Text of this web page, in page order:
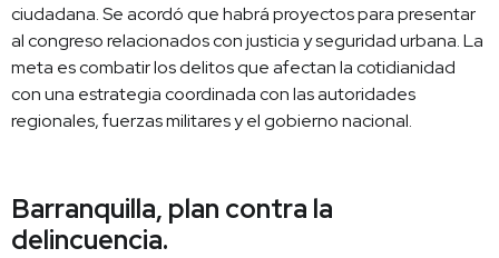
ciudadana. Se acordó que habrá proyectos para presentar
al congreso relacionados con justicia y seguridad urbana. La
meta es combatir los delitos que afectan la cotidianidad
con una estrategia coordinada con las autoridades
regionales, fuerzas militares y el gobierno nacional.
Barranquilla, plan contra la
delincuencia.